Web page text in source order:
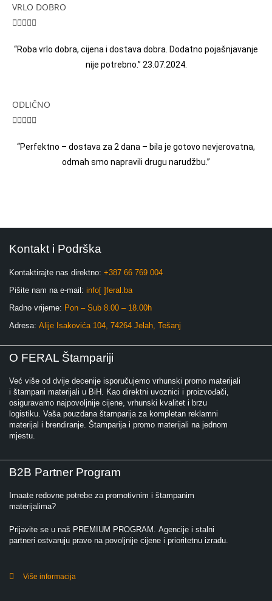
VRLO DOBRO

“Roba vrlo dobra, cijena i dostava dobra. Dodatno pojašnjavanje
nije potrebno.” 23.07.2024.
ODLIČNO

“Perfektno – dostava za 2 dana – bila je gotovo nevjerovatna,
odmah smo napravili drugu narudžbu.”
Kontakt i Podrška
Kontaktirajte nas direktno: +387 66 769 004
Pišite nam na e-mail: info[ ]feral.ba
Radno vrijeme: Pon – Sub 8.00 – 18.00h
Adresa: Alije Isakovića 104, 74264 Jelah, Tešanj
O FERAL Štampariji
Već više od dvije decenije isporučujemo vrhunski promo materijali
i štampani materijali u BiH. Kao direktni uvoznici i proizvođači,
osiguravamo najpovoljnije cijene, vrhunski kvalitet i brzu
logistiku. Vaša pouzdana štamparija za kompletan reklamni
materijal i brendiranje. Štamparija i promo materijali na jednom
mjestu.
B2B Partner Program
Imaate redovne potrebe za promotivnim i štampanim
materijalima?
Prijavite se u naš PREMIUM PROGRAM. Agencije i stalni
partneri ostvaruju pravo na povoljnije cijene i prioritetnu izradu.
Više informacija